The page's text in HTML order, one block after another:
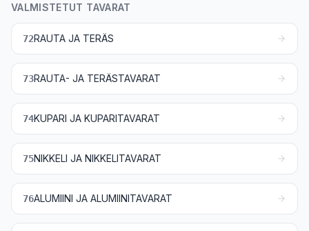
VALMISTETUT TAVARAT
72RAUTA JA TERÄS
73RAUTA- JA TERÄSTAVARAT
74KUPARI JA KUPARITAVARAT
75NIKKELI JA NIKKELITAVARAT
76ALUMIINI JA ALUMIINITAVARAT